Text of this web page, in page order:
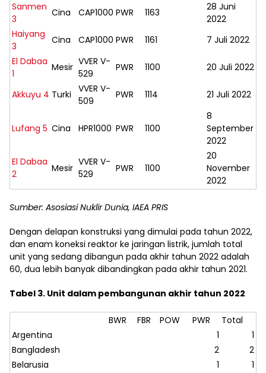
Sanmen
3
Cina CAP1000 PWR 1163
28 Juni
2022
Haiyang
3
Cina CAP1000 PWR 1161
7 Juli 2022
El Dabaa
1
Mesir VVER V-
529
PWR 1100 20 Juli 2022
Akkuyu 4 Turki
VVER V-
509
PWR 1114 21 Juli 2022
Lufang 5 Cina HPR1000 PWR 1100
8
September
2022
El Dabaa
2
Mesir
VVER V-
529
PWR 1100
20
November
2022
Sumber: Asosiasi Nuklir Dunia, IAEA PRIS
Dengan delapan konstruksi yang dimulai pada tahun 2022,
dan enam koneksi reaktor ke jaringan listrik, jumlah total
unit yang sedang dibangun pada akhir tahun 2022 adalah
60, dua lebih banyak dibandingkan pada akhir tahun 2021.
Tabel 3. Unit dalam pembangunan akhir tahun 2022
BWR FBR POW PWR
Total
Argentina
1
1
Bangladesh
2
2
Belarusia
1
1